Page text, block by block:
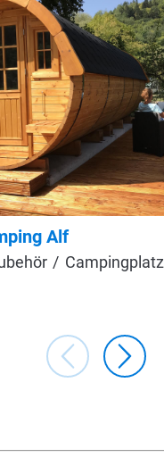
Alf
Campingplatz